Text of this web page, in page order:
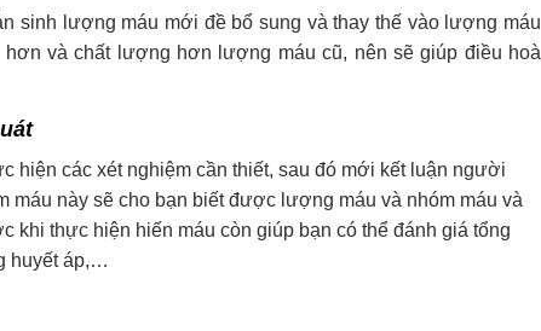
sinh lượng máu mới đề bổ sung và thay thế vào lượng máu
và chất lượng hơn lượng máu cũ, nên sẽ giúp điều hoà
các xét nghiệm cần thiết, sau đó mới kết luận người
máu này sẽ cho bạn biết được lượng máu và nhóm máu và
thực hiện hiến máu còn giúp bạn có thể đánh giá tổng
huyết áp,…